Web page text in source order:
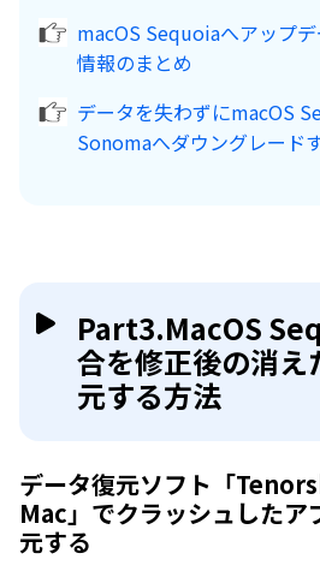
macOS Sequoiaへアップ
情報のまとめ
データを失わずにmacOS
Sonomaへダウングレード
Part3.MacOS
合を修正後の消え
元する方法
データ復元ソフト「
Mac」でクラッシュしたア
元する